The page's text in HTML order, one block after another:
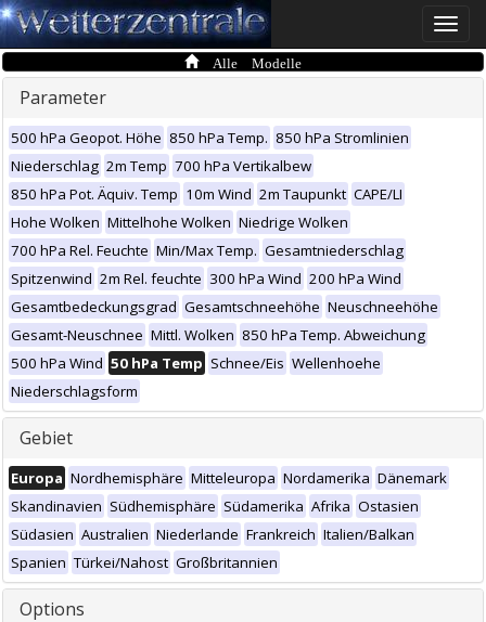
Toggle
Alle Modelle
Parameter
500 hPa Geopot. Höhe 850 hPa Temp. 850 hPa Stromlinien
Niederschlag 2m Temp 700 hPa Vertikalbew
850 hPa Pot. Äquiv. Temp 10m Wind 2m Taupunkt CAPE/LI
Hohe Wolken Mittelhohe Wolken Niedrige Wolken
700 hPa Rel. Feuchte Min/Max Temp. Gesamtniederschlag
Spitzenwind 2m Rel. feuchte 300 hPa Wind 200 hPa Wind
Gesamtbedeckungsgrad Gesamtschneehöhe Neuschneehöhe
Gesamt-Neuschnee Mittl. Wolken 850 hPa Temp. Abweichung
500 hPa Wind 50 hPa Temp Schnee/Eis Wellenhoehe
Niederschlagsform
Gebiet
Europa Nordhemisphäre Mitteleuropa Nordamerika Dänemark
Skandinavien Südhemisphäre Südamerika Afrika Ostasien
Südasien Australien Niederlande Frankreich Italien/Balkan
Spanien Türkei/Nahost Großbritannien
Options